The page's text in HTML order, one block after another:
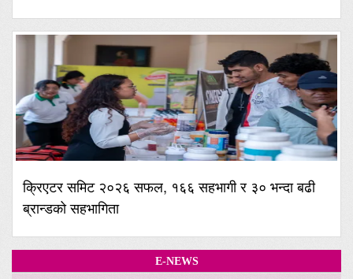
क्रिएटर समिट २०२६ सफल, १६६ सहभागी र ३० भन्दा बढी
ब्रान्डको सहभागिता
E-NEWS